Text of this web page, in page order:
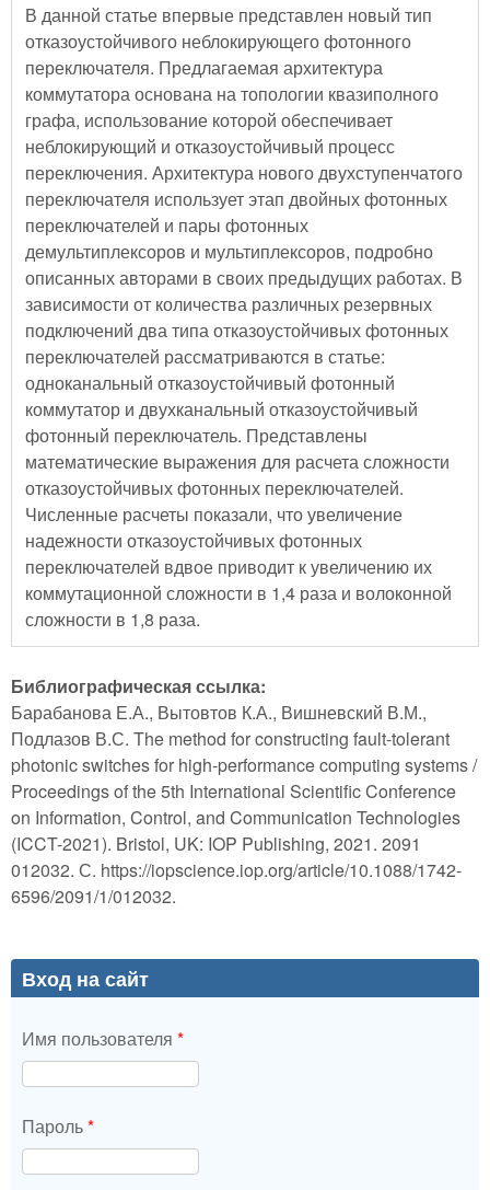
В данной статье впервые представлен новый тип
отказоустойчивого неблокирующего фотонного
переключателя. Предлагаемая архитектура
коммутатора основана на топологии квазиполного
графа, использование которой обеспечивает
неблокирующий и отказоустойчивый процесс
переключения. Архитектура нового двухступенчатого
переключателя использует этап двойных фотонных
переключателей и пары фотонных
демультиплексоров и мультиплексоров, подробно
описанных авторами в своих предыдущих работах. В
зависимости от количества различных резервных
подключений два типа отказоустойчивых фотонных
переключателей рассматриваются в статье:
одноканальный отказоустойчивый фотонный
коммутатор и двухканальный отказоустойчивый
фотонный переключатель. Представлены
математические выражения для расчета сложности
отказоустойчивых фотонных переключателей.
Численные расчеты показали, что увеличение
надежности отказоустойчивых фотонных
переключателей вдвое приводит к увеличению их
коммутационной сложности в 1,4 раза и волоконной
сложности в 1,8 раза.
Библиографическая ссылка:
Барабанова Е.А., Вытовтов К.А., Вишневский В.М.,
Подлазов В.С. The method for constructing fault-tolerant
photonic switches for high-performance computing systems /
Proceedings of the 5th International Scientific Conference
on Information, Control, and Communication Technologies
(ICCT-2021). Bristol, UK: IOP Publishing, 2021. 2091
012032. С. https://iopscience.iop.org/article/10.1088/1742-
6596/2091/1/012032.
Вход на сайт
Имя пользователя *
Пароль*